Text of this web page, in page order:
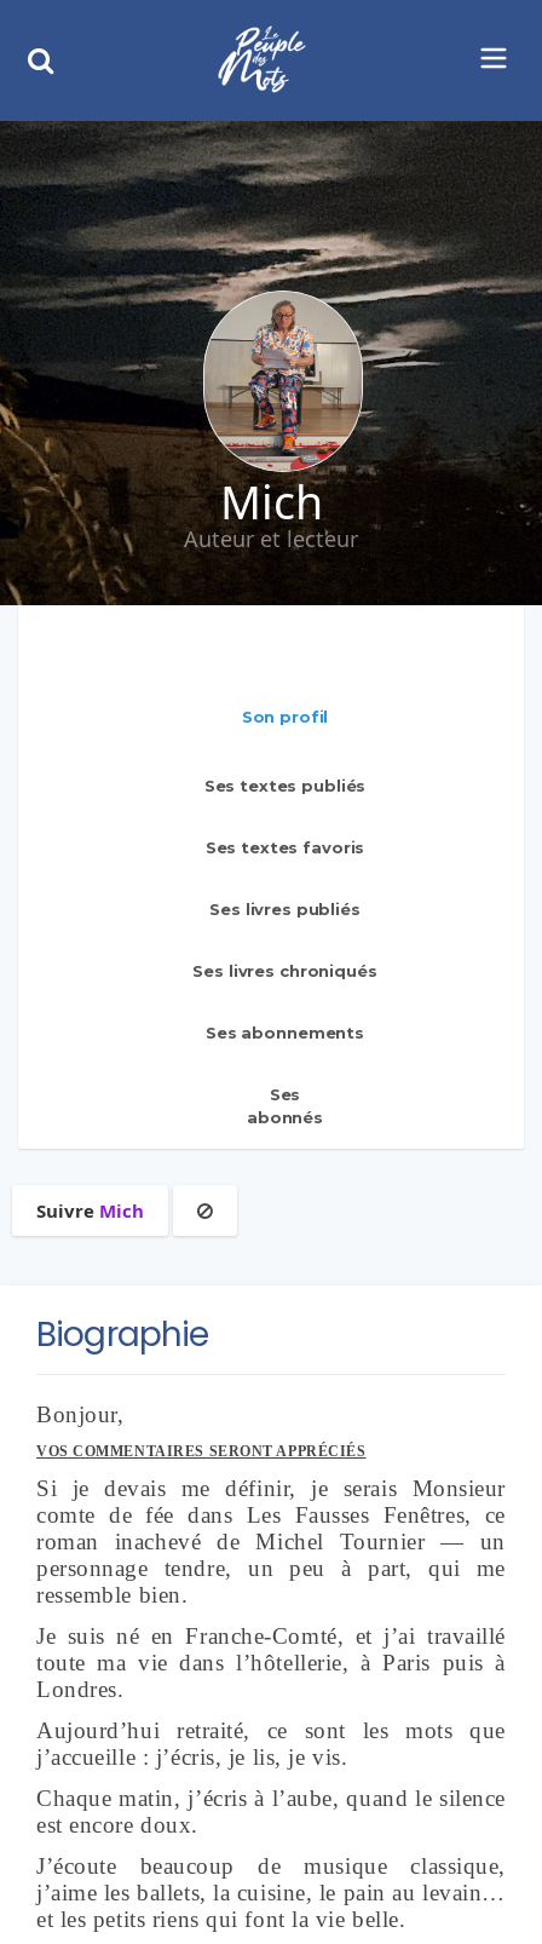
Mich
Auteur et lecteur
Son profil
Ses textes publiés
Ses textes favoris
Ses livres publiés
Ses livres chroniqués
Ses abonnements
Ses
abonnés
Suivre Mich
Biographie
Bonjour,
VOS COMMENTAIRES SERONT APPRÉCIÉS
Si je devais me définir, je serais Monsieur
comte de fée dans Les Fausses Fenêtres, ce
roman inachevé de Michel Tournier — un
personnage tendre, un peu à part, qui me
ressemble bien.
Je suis né en Franche-Comté, et j’ai travaillé
toute ma vie dans l’hôtellerie, à Paris puis à
Londres.
Aujourd’hui retraité, ce sont les mots que
j’accueille : j’écris, je lis, je vis.
Chaque matin, j’écris à l’aube, quand le silence
est encore doux.
J’écoute beaucoup de musique classique,
j’aime les ballets, la cuisine, le pain au levain…
et les petits riens qui font la vie belle.